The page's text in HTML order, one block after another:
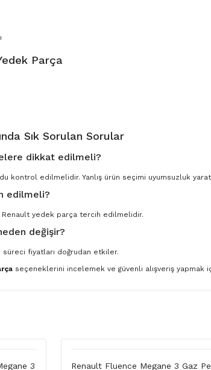
Parça
Sık Sorulan Sorular
dikkat edilmeli?
kontrol edilmelidir. Yanlış ürün seçimi uyumsuzluk
edilmeli?
yedek parça tercih edilmelidir.
değişir?
fiyatları doğrudan etkiler.
seçeneklerini incelemek ve güvenli alışveriş
3
Renault Fluence Megane 3 Gaz